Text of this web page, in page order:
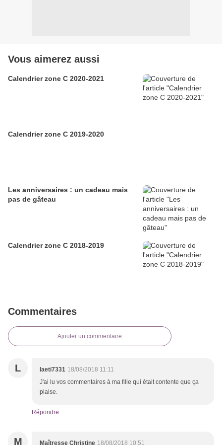
Vous aimerez aussi
Calendrier zone C 2020-2021
Calendrier zone C 2019-2020
Les anniversaires : un cadeau mais
pas de gâteau
Calendrier zone C 2018-2019
Commentaires
Ajouter un commentaire
L laeti7331 18/08/2018 11:11
J'ai lu vos commentaires à ma fille qui était contente que ça
plaise.
Répondre
M Maîtresse Christine 18/08/2018 10:51